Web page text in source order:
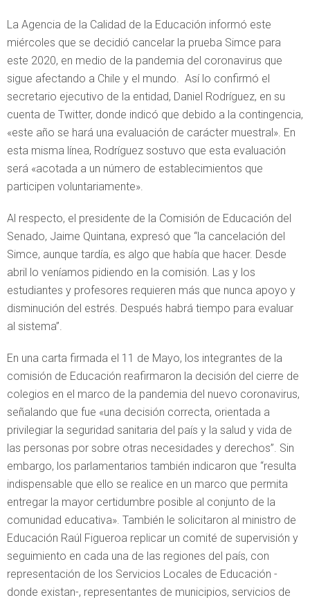
La Agencia de la Calidad de la Educación informó este
miércoles que se decidió cancelar la prueba Simce para
este 2020, en medio de la pandemia del coronavirus que
sigue afectando a Chile y el mundo. Así lo confirmó el
secretario ejecutivo de la entidad, Daniel Rodríguez, en su
cuenta de Twitter, donde indicó que debido a la contingencia,
«este año se hará una evaluación de carácter muestral». En
esta misma línea, Rodríguez sostuvo que esta evaluación
será «acotada a un número de establecimientos que
participen voluntariamente».
Al respecto, el presidente de la Comisión de Educación del
Senado, Jaime Quintana, expresó que “la cancelación del
Simce, aunque tardía, es algo que había que hacer. Desde
abril lo veníamos pidiendo en la comisión. Las y los
estudiantes y profesores requieren más que nunca apoyo y
disminución del estrés. Después habrá tiempo para evaluar
al sistema”.
En una carta firmada el 11 de Mayo, los integrantes de la
comisión de Educación reafirmaron la decisión del cierre de
colegios en el marco de la pandemia del nuevo coronavirus,
señalando que fue «una decisión correcta, orientada a
privilegiar la seguridad sanitaria del país y la salud y vida de
las personas por sobre otras necesidades y derechos”. Sin
embargo, los parlamentarios también indicaron que “resulta
indispensable que ello se realice en un marco que permita
entregar la mayor certidumbre posible al conjunto de la
comunidad educativa». También le solicitaron al ministro de
Educación Raúl Figueroa replicar un comité de supervisión y
seguimiento en cada una de las regiones del país, con
representación de los Servicios Locales de Educación -
donde existan-, representantes de municipios, servicios de